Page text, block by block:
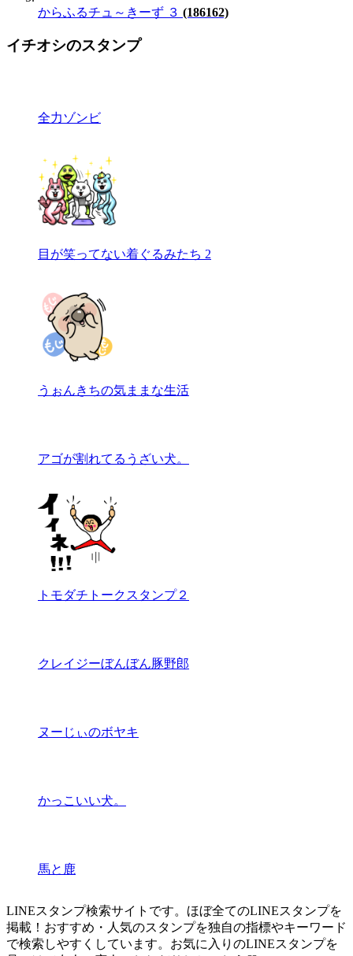
からふるチュ～きーず ３ (186162)
イチオシのスタンプ
全力ゾンビ
目が笑ってない着ぐるみたち 2
うぉんきちの気ままな生活
アゴが割れてるうざい犬。
トモダチトークスタンプ２
クレイジーぼんぼん豚野郎
ヌーじぃのボヤキ
かっこいい犬。
馬と鹿
LINEスタンプ検索サイトです。ほぼ全てのLINEスタンプを
掲載！おすすめ・人気のスタンプを独自の指標やキーワード
で検索しやすくしています。お気に入りのLINEスタンプを